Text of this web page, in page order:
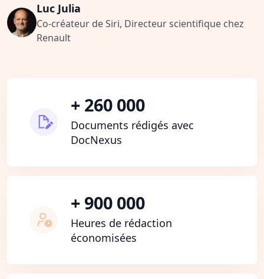
Luc Julia
Co-créateur de Siri, Directeur scientifique chez
Renault
+ 260 000
Documents rédigés avec
DocNexus
+ 900 000
Heures de rédaction
économisées